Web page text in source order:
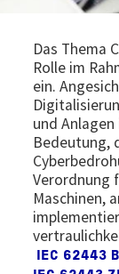
Das Thema
Rolle im
ein.
und
Bedeutung,
Verordnung
Maschinen,
IEC 62443